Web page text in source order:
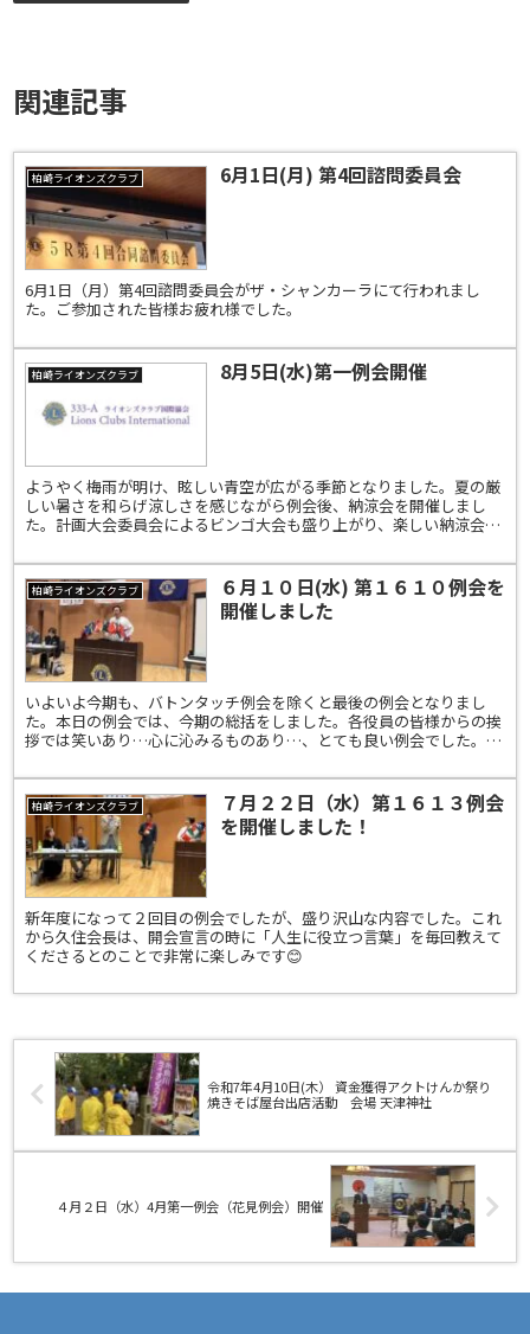
関連記事
柏崎ライオンズクラブ 6月1日(月) 第4回諮問委員会
6月1日（月）第4回諮問委員会がザ・シャンカーラにて行われまし
た。ご参加された皆様お疲れ様でした。
柏崎ライオンズクラブ 8月5日(水)第一例会開催
ようやく梅雨が明け、眩しい青空が広がる季節となりました。夏の厳
しい暑さを和らげ涼しさを感じながら例会後、納涼会を開催しまし
た。計画大会委員会によるビンゴ大会も盛り上がり、楽しい納涼会と
柏崎ライオンズクラブ
６月１０日(水) 第１６１０例会を
開催しました
いよいよ今期も、バトンタッチ例会を除くと最後の例会となりまし
た。本日の例会では、今期の総括をしました。各役員の皆様からの挨
拶では笑いあり…心に沁みるものあり…、とても良い例会でした。次
柏崎ライオンズクラブ
７月２２日（水）第１６１３例会
を開催しました！
新年度になって２回目の例会でしたが、盛り沢山な内容でした。これ
から久住会長は、開会宣言の時に「人生に役立つ言葉」を毎回教えて
くださるとのことで非常に楽しみです😊
令和7年4月10日(木） 資金獲得アクトけんか祭り
焼きそば屋台出店活動 会場 天津神社
４月２日（水）4月第一例会（花見例会）開催